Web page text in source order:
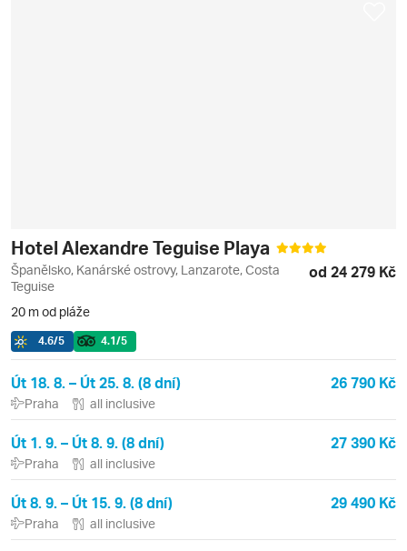
Hotel Alexandre Teguise Playa
Španělsko, Kanárské ostrovy, Lanzarote, Costa
Teguise
od 24 279 Kč
20 m od pláže
4.6/5 4.1/5
Út 18. 8. – Út 25. 8. (8 dní) 26 790 Kč
Praha all inclusive
Út 1. 9. – Út 8. 9. (8 dní) 27 390 Kč
Praha all inclusive
Út 8. 9. – Út 15. 9. (8 dní) 29 490 Kč
Praha all inclusive